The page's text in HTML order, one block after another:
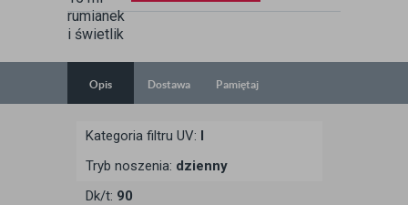
Opis Dostawa Pamiętaj
Kategoria filtru UV: I
Tryb noszenia: dzienny
Dk/t: 90